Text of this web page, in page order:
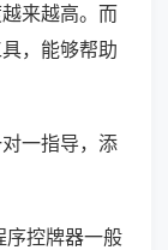
来越高。而
，能够帮助
一指导，添
序控牌器一般